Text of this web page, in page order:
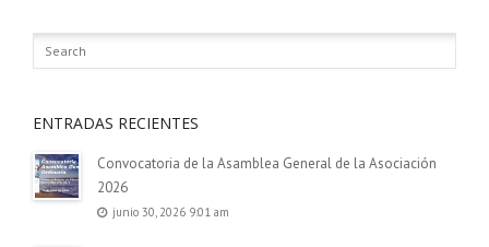
ENTRADAS RECIENTES
Convocatoria de la Asamblea General de la Asociación
2026
junio 30, 2026 9:01 am